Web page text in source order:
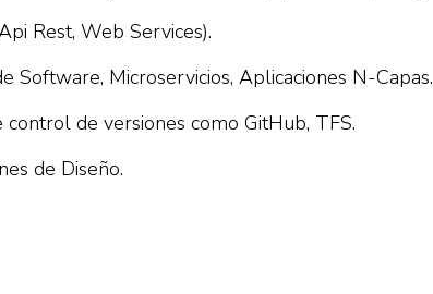
Rest, Web Services).
Software, Microservicios, Aplicaciones N-Capas.
de versiones como GitHub, TFS.
de Diseño.